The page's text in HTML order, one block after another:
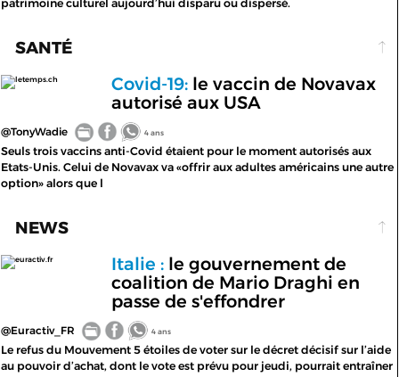
patrimoine culturel aujourd’hui disparu ou dispersé.
SANTÉ
letemps.ch Covid-19:le vaccin de Novavax
autorisé aux USA
@TonyWadie 4 ans
Seuls trois vaccins anti-Covid étaient pour le moment autorisés aux
Etats-Unis. Celui de Novavax va «offrir aux adultes américains une autre
option» alors que l
NEWS
euractiv.fr Italie :le gouvernement de
coalition de Mario Draghi en
passe de s'effondrer
@Euractiv_FR 4 ans
Le refus du Mouvement 5 étoiles de voter sur le décret décisif sur l’aide
au pouvoir d’achat, dont le vote est prévu pour jeudi, pourrait entraîner